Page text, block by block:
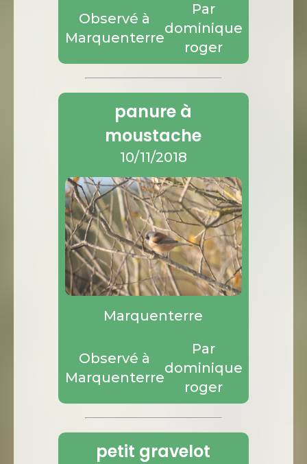
Observé à
Marquenterre
Par
dominique
roger
panure à
moustache
10/11/2018
Marquenterre
Observé à
Marquenterre
Par
dominique
roger
petit gravelot